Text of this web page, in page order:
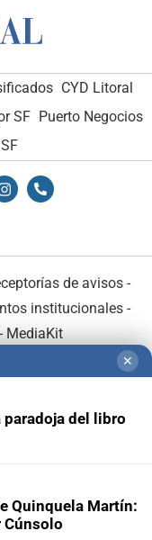
CYD Litoral
SF Puerto Negocios
de avisos -
institucionales-
- MediaKit
✕
del libro
Quinquela Martín:
Cúnsolo